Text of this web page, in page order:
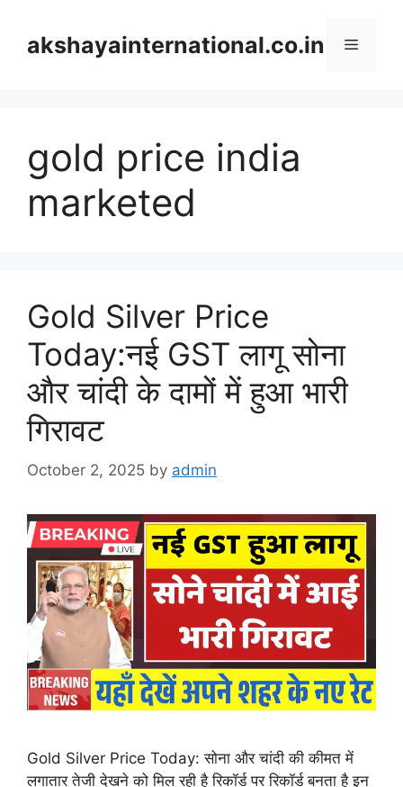
contentakshayainternational.co.in Menu
gold price india
marketed
Gold Silver Price
Today:नई GST लागू सोना
और चांदी के दामों में हुआ भारी
गिरावट
October 2, 2025 by admin
Gold Silver Price Today: सोना और चांदी की कीमत में
लगातार तेजी देखने को मिल रही है रिकॉर्ड पर रिकॉर्ड बनता है इन